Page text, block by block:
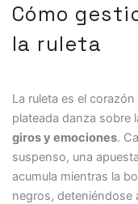
Cómo
la ruleta
La ruleta es el
plateada danza sobre
giros y emociones.
suspenso, una
acumula mientras la
negros, deteniéndose